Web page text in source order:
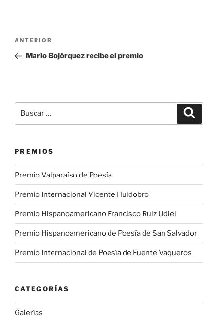
Navegación
entradas
Entrada
anterior:
ANTERIOR
Mario Bojórquez recibe el premio
por:
PREMIOS
Premio Valparaíso de Poesía
Premio Internacional Vicente Huidobro
Premio Hispanoamericano Francisco Ruiz Udiel
Premio Hispanoamericano de Poesía de San Salvador
Premio Internacional de Poesía de Fuente Vaqueros
CATEGORÍAS
Galerías